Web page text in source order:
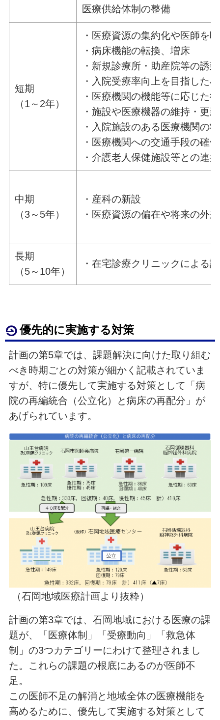
医療供給体制の整備
短期
（1～2年）
・医療資源の集約化や医師を
・病床機能の転換、増床
・新規診療所・助産院等の誘
・入院受療率向上を目指した
・医療機関の機能等に応じた
・施設や医療機器の維持・更
・入院施設のある医療機関の
・医療機関への交通手段の確保
・介護老人保健施設等との連
中期
（3～5年）
・産科の新設
・医療資源の偏在や将来の外
長期
（5～10年）
・在宅診療クリニックによる
優先的に実施する対策
計画の第5章では、課題解決に向けた取り組む
べき時期ごとの対策が細かく記載されていま
すが、特に優先して実施する対策として「病
院の再編統合（公立化）と病床の再配分」が
あげられています。
（石岡地域医療計画より抜粋）
計画の第3章では、石岡地域における医療の課
題が、「医療体制」「受療動向」「救急体
制」の3つカテゴリーにわけて整理されまし
た。これらの課題の根底にあるのが医師不
足。
この医師不足の解消と地域全体の医療機能を
高めるために、優先して実施する対策として